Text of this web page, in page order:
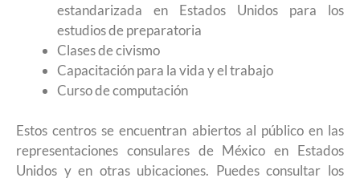
estandarizada en Estados Unidos para los
estudios de preparatoria
Clases de civismo
Capacitación para la vida y el trabajo
Curso de computación
Estos centros se encuentran abiertos al público en las
representaciones consulares de México en Estados
Unidos y en otras ubicaciones. Puedes consultar los